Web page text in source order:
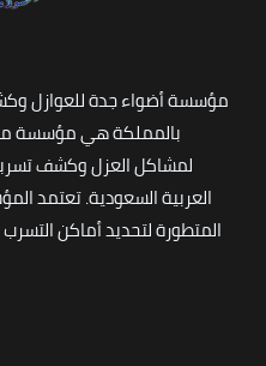
مؤسسة أضواء جدة للعوازل
بالمملكة هي مؤسسة
لمشاكل العزل وكشف
العربية السعودية. تعتمد
المتطورة لتحديد أماكن